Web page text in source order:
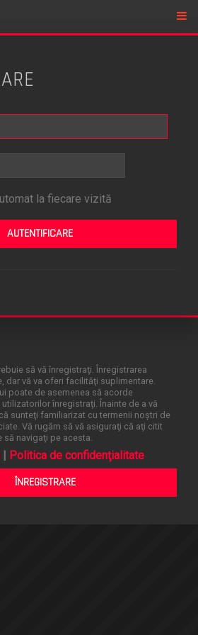
la fiecare vizită
să vă înregistraţi. Înregistrarea
dar vă va oferi facilităţi suplimentare.
poate de asemenea să acorde
înregistraţi. Înainte de a vă
sunteţi familiarizat cu termenii noştri de
Vă rugăm să vă asiguraţi că aţi citit
să navigaţi pe acesta.
| Politica de confidenţialitate
ÎNREGISTRARE